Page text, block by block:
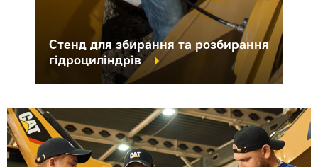
Стенд для збирання та розбирання
гідроциліндрів